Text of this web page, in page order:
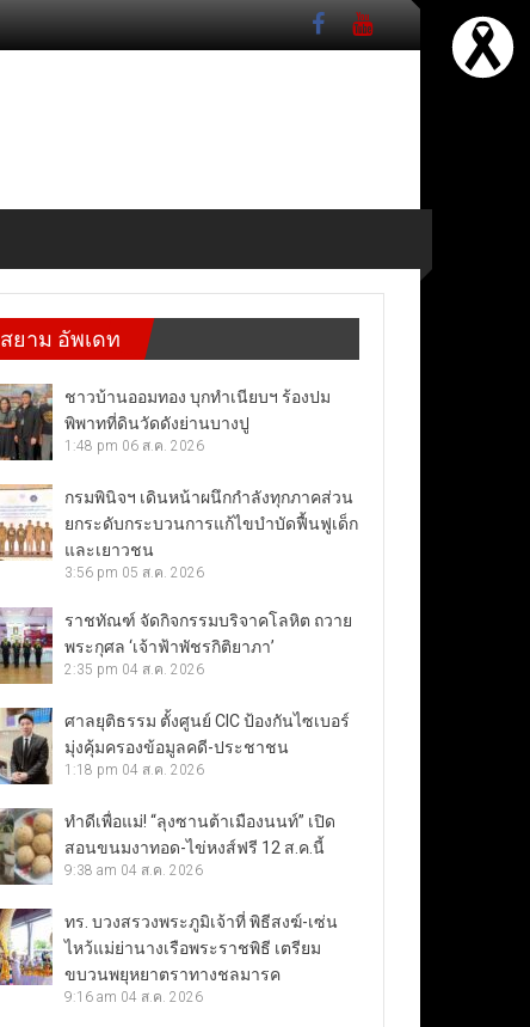
สยาม อัพเดท
ชาวบ้านออมทอง บุกทำเนียบฯ ร้องปม
พิพาทที่ดินวัดดังย่านบางปู
1:48 pm 06 ส.ค. 2026
กรมพินิจฯ เดินหน้าผนึกกำลังทุกภาคส่วน
ยกระดับกระบวนการแก้ไขบำบัดฟื้นฟูเด็ก
และเยาวชน
3:56 pm 05 ส.ค. 2026
ราชทัณฑ์ จัดกิจกรรมบริจาคโลหิต ถวาย
พระกุศล ‘เจ้าฟ้าพัชรกิติยาภา’
2:35 pm 04 ส.ค. 2026
ศาลยุติธรรม ตั้งศูนย์ CIC ป้องกันไซเบอร์
มุ่งคุ้มครองข้อมูลคดี-ประชาชน
1:18 pm 04 ส.ค. 2026
ทำดีเพื่อแม่! “ลุงซานต้าเมืองนนท์” เปิด
สอนขนมงาทอด-ไข่หงส์ฟรี 12 ส.ค.นี้
9:38 am 04 ส.ค. 2026
ทร. บวงสรวงพระภูมิเจ้าที่ พิธีสงฆ์-เซ่น
ไหว้แม่ย่านางเรือพระราชพิธี เตรียม
ขบวนพยุหยาตราทางชลมารค
9:16 am 04 ส.ค. 2026